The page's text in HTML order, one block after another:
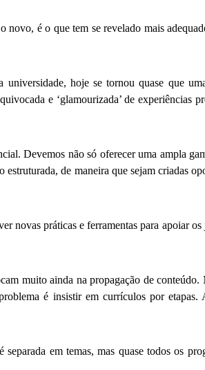
é o que tem se revelado mais
hoje se tornou quase que
e ‘glamourizada’ de experiências
Devemos não só oferecer uma ampla
de maneira que sejam criadas
novas práticas e ferramentas para apoiar
muito ainda na propagação de
é insistir em currículos por
em temas, mas quase todos os